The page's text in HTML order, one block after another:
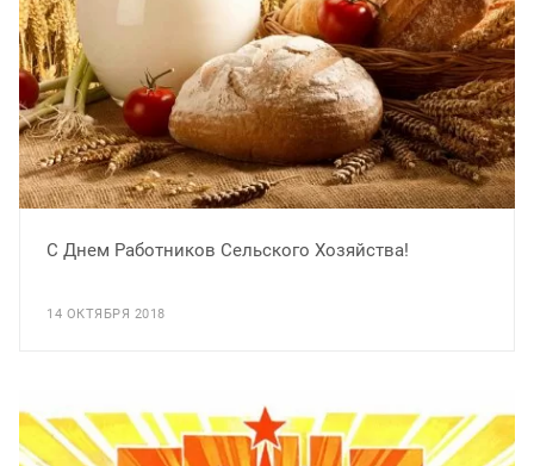
С Днем Работников Сельского Хозяйства!
14 ОКТЯБРЯ 2018